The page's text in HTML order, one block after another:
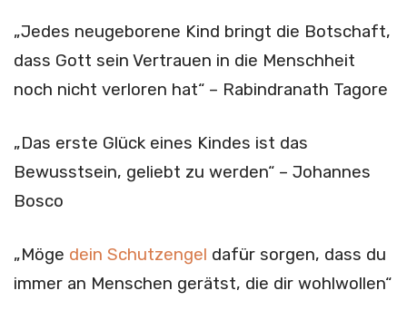
„Jedes neugeborene Kind bringt die Botschaft,
dass Gott sein Vertrauen in die Menschheit
noch nicht verloren hat“ – Rabindranath Tagore
„Das erste Glück eines Kindes ist das
Bewusstsein, geliebt zu werden“ – Johannes
Bosco
„Möge dein Schutzengel dafür sorgen, dass du
immer an Menschen gerätst, die dir wohlwollen“